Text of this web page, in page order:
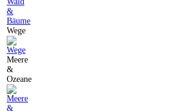
Wege
Meere
&
Ozeane